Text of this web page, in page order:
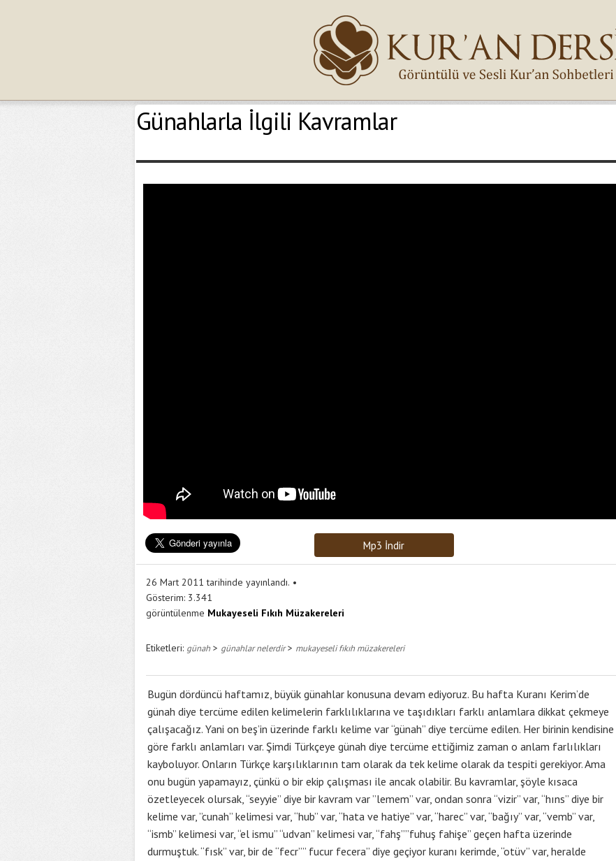
Günahlarla İlgili Kavramlar
Mp3 İndir
26 Mart 2011 tarihinde yayınlandı.
Gösterim: 3.341
görüntülenme Mukayeseli Fıkıh Müzakereleri
Etiketleri: günah > günahlar nelerdir> mukayeseli fıkıh müzakereleri
Bugün dördüncü haftamız, büyük günahlar konusuna devam ediyoruz. Bu hafta Kuranı Kerim’de
günah diye tercüme edilen kelimelerin farklılıklarına ve taşıdıkları farklı anlamlara dikkat çekmeye
çalışacağız. Yani on beş’in üzerinde farklı kelime var “günah” diye tercüme edilen. Her birinin kendisine
göre farklı anlamları var. Şimdi Türkçeye günah diye tercüme ettiğimiz zaman o anlam farlılıkları
kayboluyor. Onların Türkçe karşılıklarının tam olarak da tek kelime olarak da tespiti gerekiyor. Ama
onu bugün yapamayız, çünkü o bir ekip çalışması ile ancak olabilir. Bu kavramlar, şöyle kısaca
özetleyecek olursak, “seyyie” diye bir kavram var ”lemem” var, ondan sonra “vizir” var, “hıns” diye bir
kelime var, ”cunah” kelimesi var, “hub” var, “hata ve hatiye” var, “harec” var, “bağıy” var, “vemb” var,
“ismb” kelimesi var, “el ismu” “udvan” kelimesi var, “fahş””fuhuş fahişe” geçen hafta üzerinde
durmuştuk. “fısk” var, bir de “fecr”” fucur fecera” diye geçiyor kuranı kerimde, “otüv” var, heralde